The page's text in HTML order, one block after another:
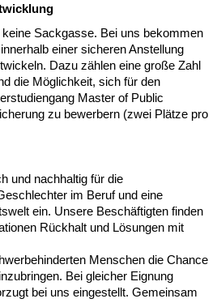
Sackgasse. Bei uns bekommen
einer sicheren Anstellung
Dazu zählen eine große Zahl
die Möglichkeit, sich für den
Master of Public
zu bewerbern (zwei Plätze pro
und nachhaltig für die
im Beruf und eine
ein. Unsere Beschäftigten finden
Rückhalt und Lösungen mit
Menschen die Chance
Bei gleicher Eignung
bei uns eingestellt. Gemeinsam